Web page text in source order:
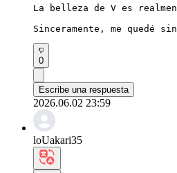
La belleza de V es
Sinceramente, me
0
Escribe una respuesta
2026.06.02 23:59
loUakari35